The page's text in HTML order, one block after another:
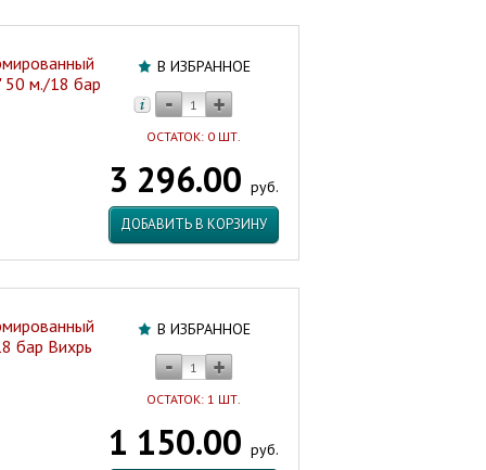
В ИЗБРАННОЕ
ОСТАТОК: 0 ШТ.
3 296.00 руб.
ДОБАВИТЬ В КОРЗИНУ
м./18 бар
В ИЗБРАННОЕ
ОСТАТОК: 1 ШТ.
1 150.00 руб.
бар Вихрь